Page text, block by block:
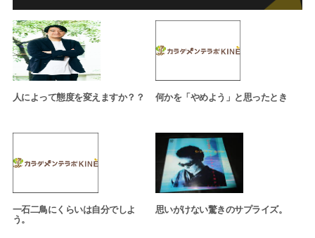
人によって態度を変えますか？？ 何かを「やめよう」と思ったとき
一石二鳥にくらいは自分でしよ
う。
思いがけない驚きのサプライズ。